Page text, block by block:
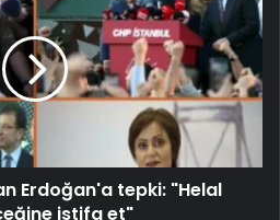
Erdoğan'a tepki: "Helal
istifa et"